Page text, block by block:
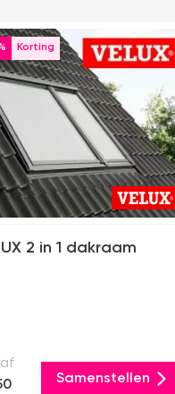
2 in 1 dakraam
Samenstellen